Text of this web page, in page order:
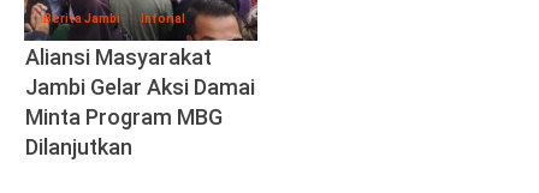
Berita Jambi Inforial
Aliansi Masyarakat
Jambi Gelar Aksi Damai
Minta Program MBG
Dilanjutkan